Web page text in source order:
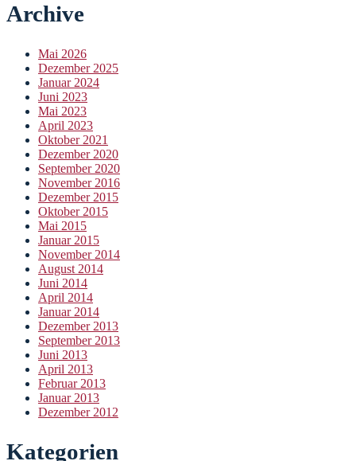
Archive
Mai 2026
Dezember 2025
Januar 2024
Juni 2023
Mai 2023
April 2023
Oktober 2021
Dezember 2020
September 2020
November 2016
Dezember 2015
Oktober 2015
Mai 2015
Januar 2015
November 2014
August 2014
Juni 2014
April 2014
Januar 2014
Dezember 2013
September 2013
Juni 2013
April 2013
Februar 2013
Januar 2013
Dezember 2012
Kategorien